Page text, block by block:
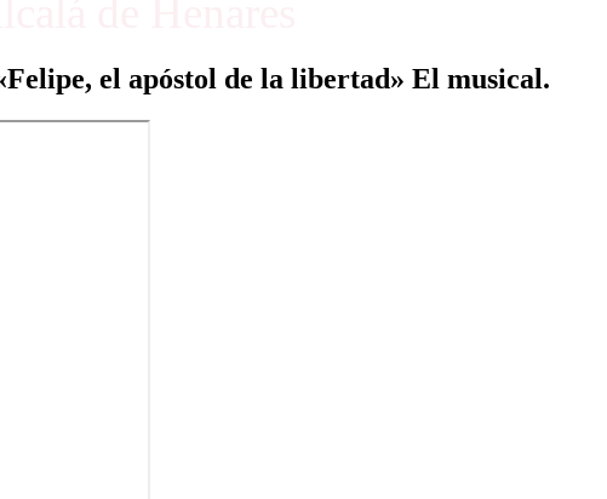
el apóstol de la libertad» El musical.